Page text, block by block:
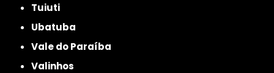
Tuiuti
Ubatuba
Vale do Paraíba
Valinhos